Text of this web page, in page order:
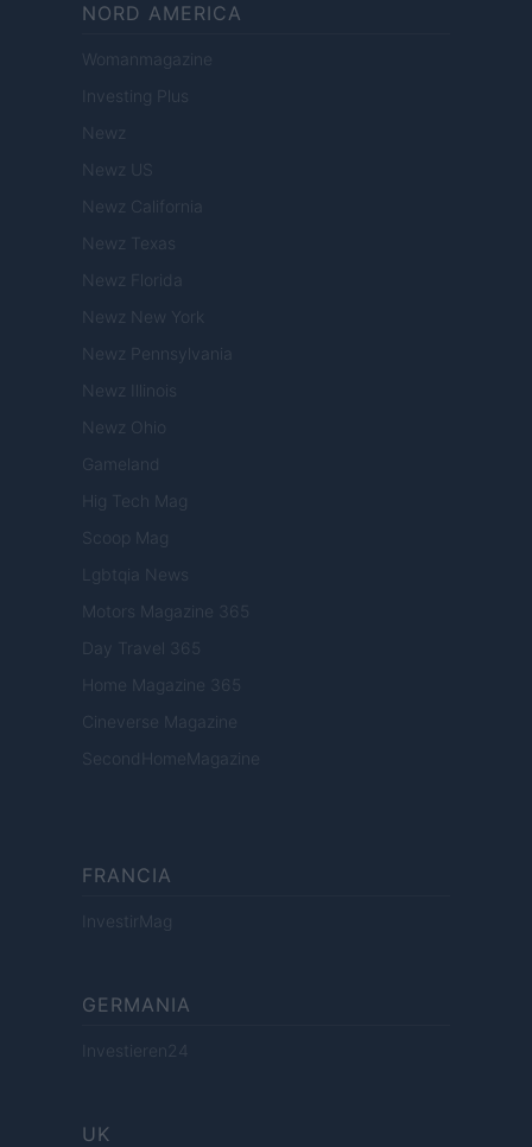
NORD AMERICA
Womanmagazine
Investing Plus
Newz
Newz US
Newz California
Newz Texas
Newz Florida
Newz New York
Newz Pennsylvania
Newz Illinois
Newz Ohio
Gameland
Hig Tech Mag
Scoop Mag
Lgbtqia News
Motors Magazine 365
Day Travel 365
Home Magazine 365
Cineverse Magazine
SecondHomeMagazine
FRANCIA
InvestirMag
GERMANIA
Investieren24
UK